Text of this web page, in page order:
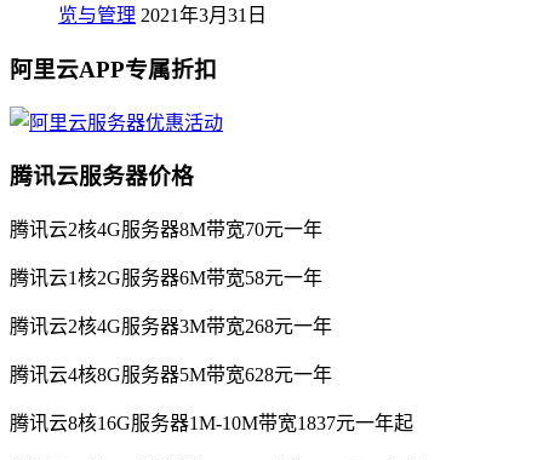
览与管理 2021年3月31日
阿里云APP专属折扣
腾讯云服务器价格
腾讯云2核4G服务器8M带宽70元一年
腾讯云1核2G服务器6M带宽58元一年
腾讯云2核4G服务器3M带宽268元一年
腾讯云4核8G服务器5M带宽628元一年
腾讯云8核16G服务器1M-10M带宽1837元一年起